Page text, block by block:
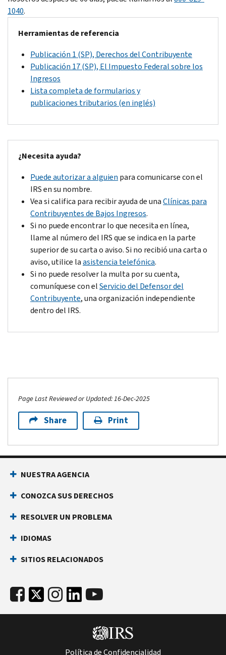
1040.
Herramientas de referencia
Publicación 1 (SP), Derechos del Contribuyente
Publicación 17 (SP), El Impuesto Federal sobre los
Ingresos
Lista completa de formularios y
publicaciones tributarios (en inglés)
¿Necesita ayuda?
Puede autorizar a alguien para comunicarse con el
IRS en su nombre.
Vea si califica para recibir ayuda de unaClínicas para
Contribuyentes de Bajos Ingresos.
Si no puede encontrar lo que necesita en línea,
llame al número del IRS que se indica en la parte
superior de su carta o aviso. Si no recibió una carta o
aviso, utilice laasistencia telefónica.
Si no puede resolver la multa por su cuenta,
comuníquese con elServicio del Defensor del
Contribuyente, una organización independiente
dentro del IRS.
Page Last Reviewed or Updated: 16-Dec-2025
Share Print
NUESTRA AGENCIA
CONOZCA SUS DERECHOS
RESOLVER UN PROBLEMA
IDIOMAS
SITIOS RELACIONADOS
Política de Confidencialidad